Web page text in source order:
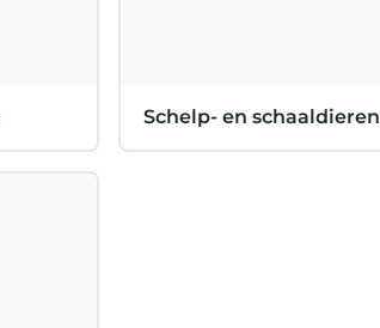
Schelp- en schaaldieren